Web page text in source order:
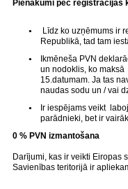
Pienākumi pēc reģistrācijas
Līdz ko uzņēmums ir
Republikā, tad tam
Ikmēneša PVN
un nodoklis, ko
15.datumam. Ja tas
naudas sodu un / vai
Ir iespējams veikt
parādnieki, bet ir
0 % PVN izmantošana
Darījumi, kas ir veikti Eiropas
Savienības teritorijā ir